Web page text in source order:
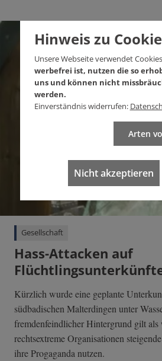
Gesellschaft
Hass-Attacken auf
Kürzlich wurde eine geplante
südbadischen Malterdingen unter
fremdenfeindlicher Hintergrund gilt
rechtsextreme Organisationen
ihre Progaganda nutzen.
Hinweis zu
Unsere Webseite verwendet
werbefrei ist, nutzen die so
uns und können nicht
werden.
Einverständnis widerrufen:
Arten
Nicht akzeptieren